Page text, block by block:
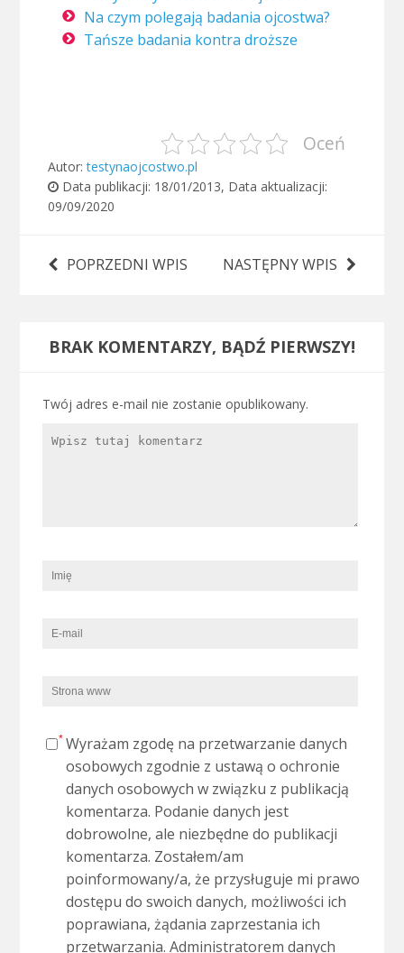
Na czym polegają badania ojcostwa?
Tańsze badania kontra droższe
Oceń
Autor:testynaojcostwo.pl
Data publikacji: 18/01/2013, Data aktualizacji:
09/09/2020
POPRZEDNI WPIS NASTĘPNY WPIS
BRAK KOMENTARZY, BĄDŹ PIERWSZY!
Twój adres e-mail nie zostanie opublikowany.
Wyrażam zgodę na przetwarzanie danych
osobowych zgodnie z ustawą o ochronie
danych osobowych w związku z publikacją
komentarza. Podanie danych jest
dobrowolne, ale niezbędne do publikacji
komentarza. Zostałem/am
poinformowany/a, że przysługuje mi prawo
dostępu do swoich danych, możliwości ich
poprawiana, żądania zaprzestania ich
przetwarzania. Administratorem danych